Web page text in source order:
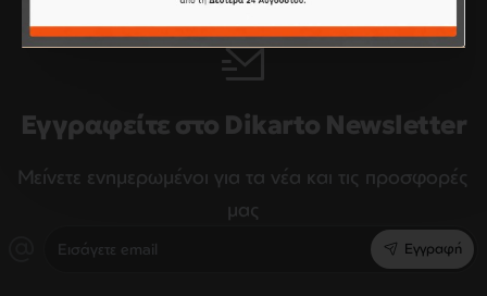
Εγγραφείτε στο Dikarto Newsletter
Μείνετε ενημερωμένοι για τα νέα και τις προσφορές
μας
email
Εγγραφή